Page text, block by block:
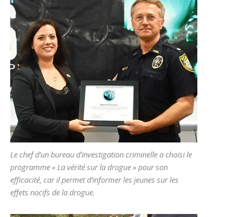
Le chef d’un bureau d’investigation criminelle a choisi le
programme « La vérité sur la drogue » pour son
efficacité, car il permet d’informer les jeunes sur les
effets nocifs de la drogue.